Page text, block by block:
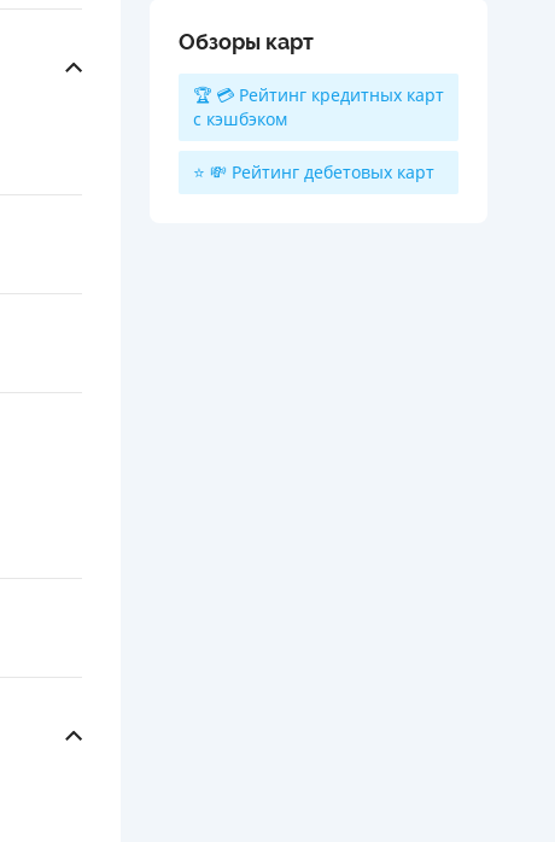
Обзоры карт
🏆 💳 Рейтинг кредитных карт
с кэшбэком
⭐ 💸 Рейтинг дебетовых карт